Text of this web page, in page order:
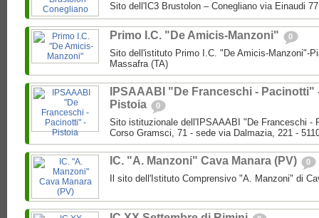
Sito dell'IC3 Brustolon – Conegliano via Einaudi
Primo I.C. "De Amicis-Manzoni" 0
Sito dell'istituto Primo I.C. "De Amicis-Manzoni"-
Massafra (TA)
IPSAAABI "De Franceschi - Pacinotti"
Pistoia
0
Sito istituzionale dell'IPSAAABI "De Franceschi -
Corso Gramsci, 71 - sede via Dalmazia, 221 -
IC. "A. Manzoni" Cava Manara (PV) 0
Il sito dell'Istituto Comprensivo "A. Manzoni" di